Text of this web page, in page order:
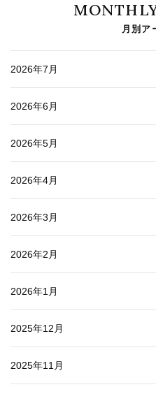
月別ア
2026年7月
2026年6月
2026年5月
2026年4月
2026年3月
2026年2月
2026年1月
2025年12月
2025年11月